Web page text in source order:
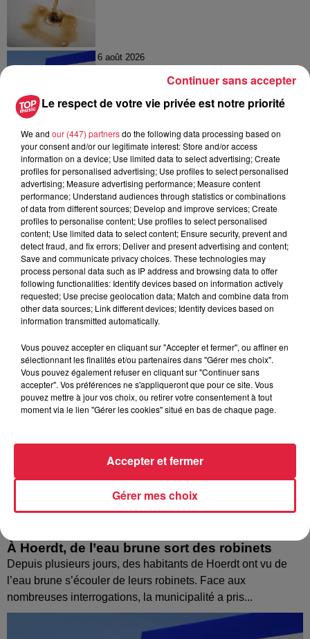
6 août 2026
Catherine Trautmann réagit
6 août 2026
Au zoo de Mulhouse : rencontre
avec les flamants rouges
À découvrir également
À Hoerdt, de l’eau brune sort des robinets
Depuis plusieurs jours, des habitants de Hoerdt ont vu de
l’eau brune s’écouler de leurs robinets. Face aux
nombreuses interrogations, la municipalité a pris...
Le respect de votre vie privée est notre priorité
We and our (447) partnersdo the following data processing based on
your consent and/or our legitimate interest: Store and/or access
information on a device; Use limited data to select advertising; Create
profiles for personalised advertising; Use profiles to select personalised
advertising; Measure advertising performance; Measure content
performance; Understand audiences through statistics or combinations
of data from different sources; Develop and improve services; Create
profiles to personalise content; Use profiles to select personalised
content; Use limited data to select content; Ensure security, prevent and
detect fraud, and fix errors; Deliver and present advertising and content;
Save and communicate privacy choices. These technologies may
process personal data such as IP address and browsing data to offer
following functionalities: Identify devices based on information actively
requested; Use precise geolocation data; Match and combine data from
other data sources; Link different devices; Identify devices based on
information transmitted automatically.
Vous pouvez accepter en cliquant sur "Accepter et fermer", ou affiner en
sélectionnant les finalités et/ou partenaires dans "Gérer mes choix".
Vous pouvez également refuser en cliquant sur "Continuer sans
accepter". Vos préférences ne s'appliqueront que pour ce site. Vous
pouvez mettre à jour vos choix, ou retirer votre consentement à tout
moment via le lien "Gérer les cookies" situé en bas de chaque page.
Gérer mes choix
Accepter et fermer
Continuer sans accepter